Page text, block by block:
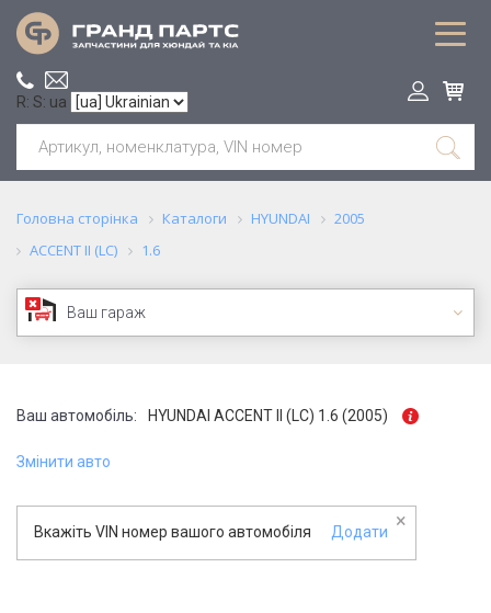
R: S: ua
Головна сторінка Каталоги HYUNDAI
2005
ACCENT II (LC)
1.6
Ваш гараж
Ваш автомобіль: HYUNDAI ACCENT II (LC) 1.6 (2005)
Змінити авто
Вкажіть VIN номер вашого автомобіля Додати
×